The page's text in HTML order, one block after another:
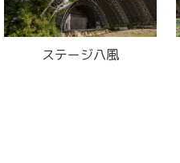
ステージ八風